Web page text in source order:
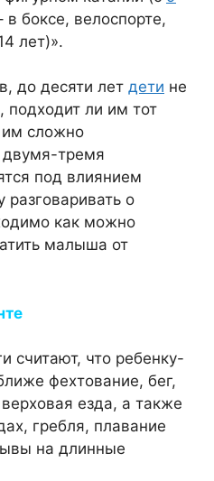
боксе, велоспорте,
лет)».
до десяти лет дети не
подходит ли им тот
им сложно
тремя
под влиянием
разговаривать о
как можно
малыша от
считают, что ребенку-
фехтование, бег,
езда, а также
гребля, плавание
на длинные